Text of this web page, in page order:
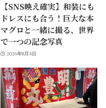
【SNS映え確実】和装にも
ドレスにも合う！巨大な本
マグロと一緒に撮る、世界
で一つの記念写真
2026年8月4日